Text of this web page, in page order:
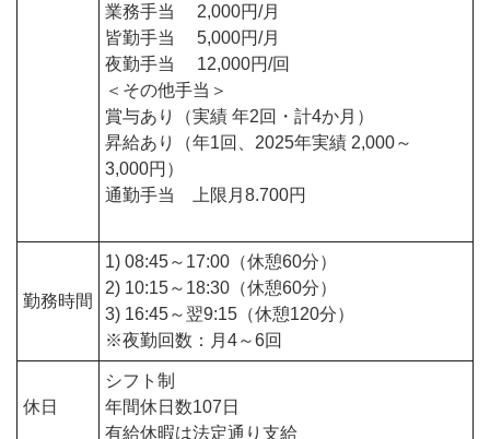
業務手当 2,000円/月
皆勤手当 5,000円/月
夜勤手当 12,000円/回
＜その他手当＞
賞与あり（実績 年2回・計4か月）
昇給あり（年1回、2025年実績 2,000～
3,000円）
通勤手当 上限月8.700円
勤務時間
1) 08:45～17:00（休憩60分）
2) 10:15～18:30（休憩60分）
3) 16:45～翌9:15（休憩120分）
※夜勤回数：月4～6回
休日
シフト制
年間休日数107日
有給休暇は法定通り支給